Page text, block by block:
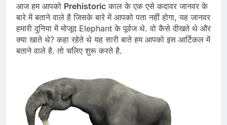
आज हम आपको Prehistoric काल के एक एसे कदावर जानवर के
बारे में बताने वाले है जिसके बारे में आपको पता नहीं होगा, यह जानवर
हमारी दुनिया में मोजूद Elephant के पूर्वज थे. वो कैसे दीखते थे और
क्या खाते थे? कहा रहेते थे यह सारी बाते हम आपको इस आर्टिकल में
बताने वाले है. तो चलिए शुरू करते है.